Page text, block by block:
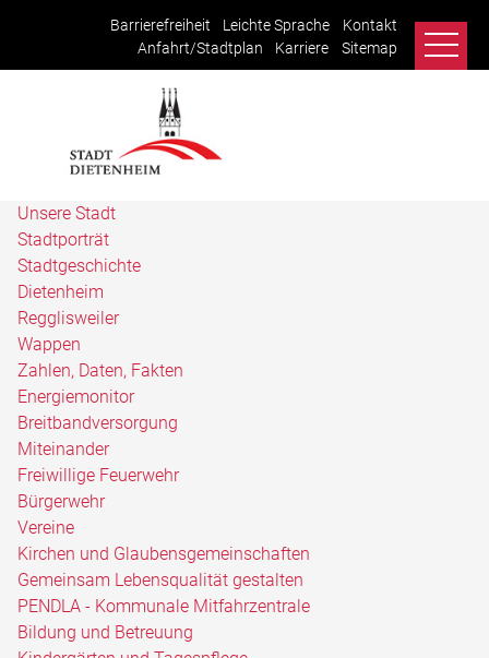
Barrierefreiheit Leichte Sprache
Kontakt
Anfahrt/Stadtplan
Karriere Sitemap
Unsere Stadt
Stadtporträt
Stadtgeschichte
Dietenheim
Regglisweiler
Wappen
Zahlen, Daten, Fakten
Energiemonitor
Breitbandversorgung
Miteinander
Freiwillige Feuerwehr
Bürgerwehr
Vereine
Kirchen und Glaubensgemeinschaften
Gemeinsam Lebensqualität gestalten
PENDLA - Kommunale Mitfahrzentrale
Bildung und Betreuung